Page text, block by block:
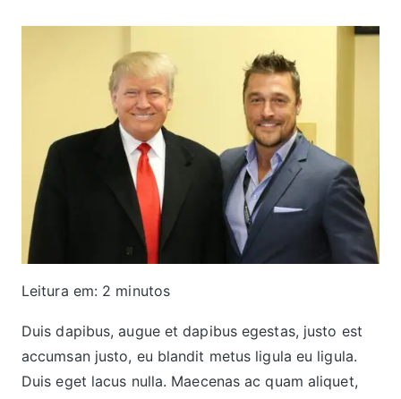
Leitura em: 2 minutos
Duis dapibus, augue et dapibus egestas, justo est
accumsan justo, eu blandit metus ligula eu ligula.
Duis eget lacus nulla. Maecenas ac quam aliquet,